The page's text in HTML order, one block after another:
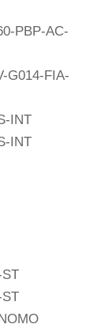
PBP-AC-
G014-FIA-
INT
INT